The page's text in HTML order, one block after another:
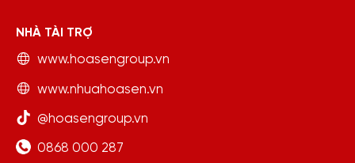
NHÀ TÀI TRỢ
www.hoasengroup.vn
www.nhuahoasen.vn
@hoasengroup.vn
0868 000 287